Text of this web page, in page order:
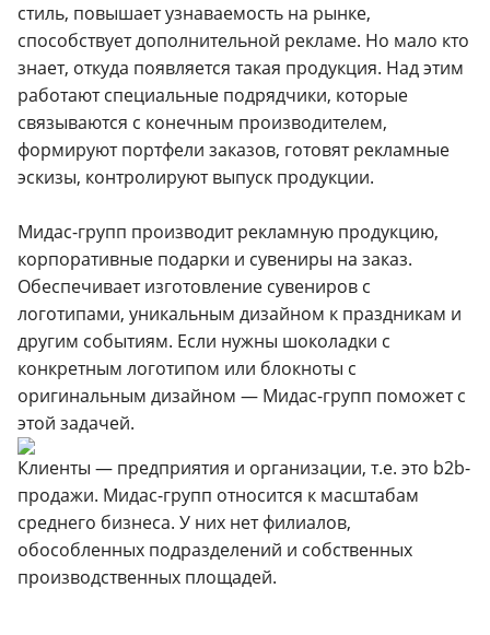
стиль, повышает узнаваемость на рынке,
способствует дополнительной рекламе. Но мало кто
знает, откуда появляется такая продукция. Над этим
работают специальные подрядчики, которые
связываются с конечным производителем,
формируют портфели заказов, готовят рекламные
эскизы, контролируют выпуск продукции.
Мидас-групп производит рекламную продукцию,
корпоративные подарки и сувениры на заказ.
Обеспечивает изготовление сувениров с
логотипами, уникальным дизайном к праздникам и
другим событиям. Если нужны шоколадки с
конкретным логотипом или блокноты с
оригинальным дизайном — Мидас-групп поможет с
этой задачей.
Клиенты — предприятия и организации, т.е. это b2b-
продажи. Мидас-групп относится к масштабам
среднего бизнеса. У них нет филиалов,
обособленных подразделений и собственных
производственных площадей.